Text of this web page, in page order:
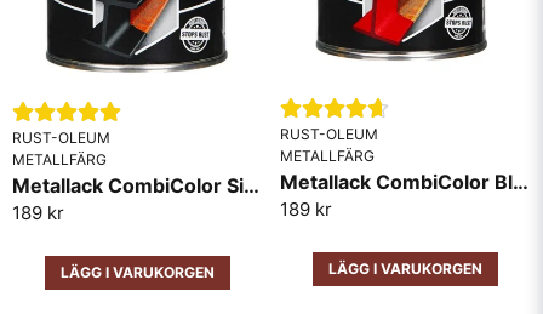
RUST-OLEUM
METALLFÄRG
Metallack CombiColor Sidenmatt Svart
189 kr
LÄGG I VARUKORGEN
RUST-OLEUM
METALLFÄRG
Metallack CombiColor Blank RAL3000 Röd
189 kr
LÄGG I VARUKORGEN
Skicka fråga